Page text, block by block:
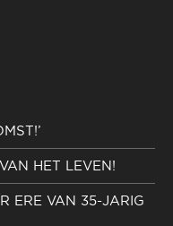
HET LEVEN!
ERE VAN 35-JARIG